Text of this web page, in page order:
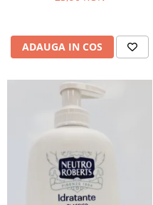
Vinuri italiene
Bauturi aperitive, alcoolice
Apa italiana
Sucuri si bauturi racoritoare
Panettone cozonac italian,
Produse fara gluten
Produse de panificatie
ADAUGA IN COS